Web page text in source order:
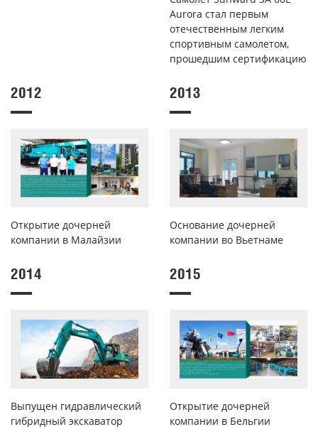
Aurora стал первым
отечественным легким
спортивным самолетом,
прошедшим сертификацию
2012
Открытие дочерней
компании в Малайзии
2013
Основание дочерней
компании во Вьетнаме
2014
Выпущен гидравлический
гибридный экскаватор
2015
Открытие дочерней
компании в Бельгии